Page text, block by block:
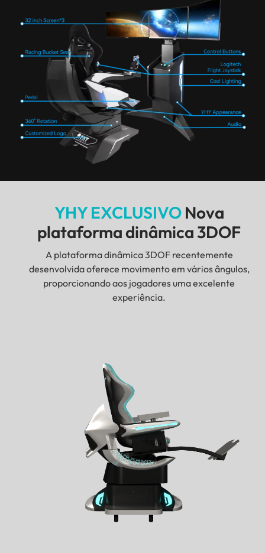
YHY EXCLUSIVONova
plataforma dinâmica 3DOF
A plataforma dinâmica 3DOF recentemente
desenvolvida oferece movimento em vários ângulos,
proporcionando aos jogadores uma excelente
experiência.